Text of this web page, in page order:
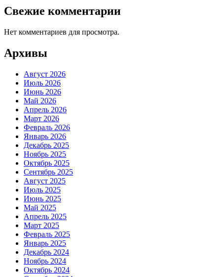
Свежие комментарии
Нет комментариев для просмотра.
Архивы
Август 2026
Июль 2026
Июнь 2026
Май 2026
Апрель 2026
Март 2026
Февраль 2026
Январь 2026
Декабрь 2025
Ноябрь 2025
Октябрь 2025
Сентябрь 2025
Август 2025
Июль 2025
Июнь 2025
Май 2025
Апрель 2025
Март 2025
Февраль 2025
Январь 2025
Декабрь 2024
Ноябрь 2024
Октябрь 2024